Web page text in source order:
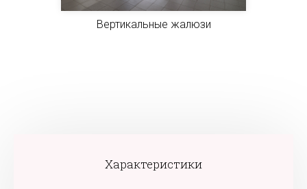
Вертикальные жалюзи
Характеристики